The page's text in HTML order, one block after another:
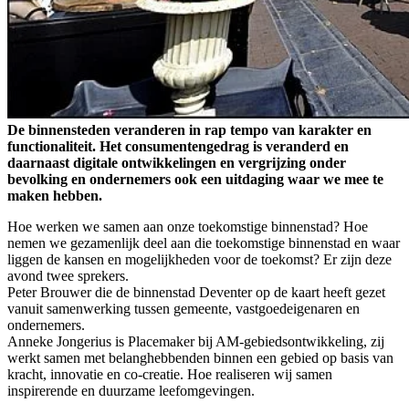
De binnensteden veranderen in rap tempo van karakter en
functionaliteit. Het consumentengedrag is veranderd en
daarnaast digitale ontwikkelingen en vergrijzing onder
bevolking en ondernemers ook een uitdaging waar we mee te
maken hebben.
Hoe werken we samen aan onze toekomstige binnenstad? Hoe
nemen we gezamenlijk deel aan die toekomstige binnenstad en waar
liggen de kansen en mogelijkheden voor de toekomst? Er zijn deze
avond twee sprekers.
Peter Brouwer die de binnenstad Deventer op de kaart heeft gezet
vanuit samenwerking tussen gemeente, vastgoedeigenaren en
ondernemers.
Anneke Jongerius is Placemaker bij AM-gebiedsontwikkeling, zij
werkt samen met belanghebbenden binnen een gebied op basis van
kracht, innovatie en co-creatie. Hoe realiseren wij samen
inspirerende en duurzame leefomgevingen.